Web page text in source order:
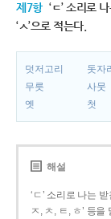
제7항 ‘ㄷ’ 소리로
‘ㅅ’으로 적는다.
덧저고리 돗자
무릇
사뭇
옛
첫
해설
‘ㄷ’ 소리로 나는
ㅈ, ㅊ, ㅌ, ㅎ’ 등